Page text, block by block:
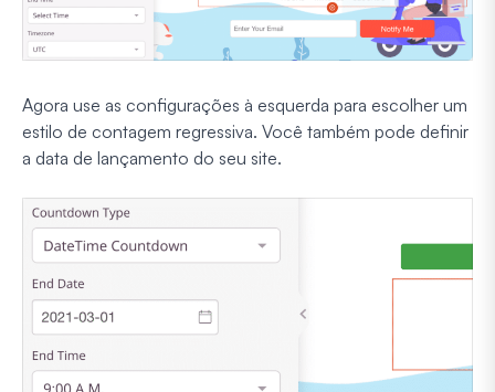
Agora use as configurações à esquerda para escolher um
estilo de contagem regressiva. Você também pode definir
a data de lançamento do seu site.